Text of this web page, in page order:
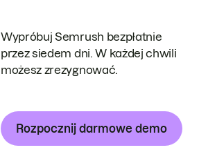
Wypróbuj Semrush bezpłatnie
przez siedem dni. W każdej chwili
możesz zrezygnować.
Rozpocznij darmowe demo